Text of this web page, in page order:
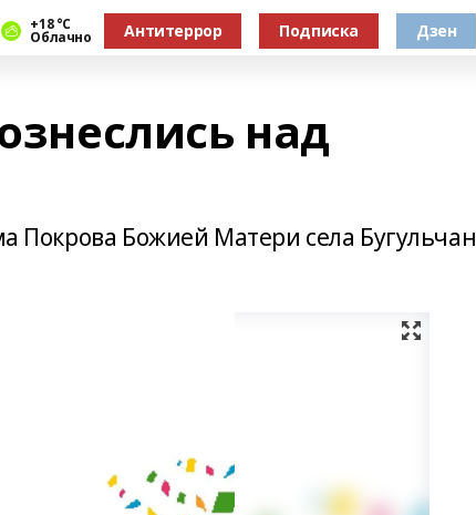
+18 °С
Облачно Антитеррор Подписка Дзен
над
Покрова Божией Матери села Бугульчан